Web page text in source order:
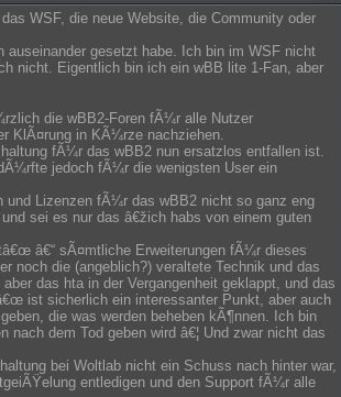
WSF, die neue Website, die Community oder
gesetzt habe. Ich bin im WSF nicht
nicht. Eigentlich bin ich ein wBB lite 1-Fan, aber
die wBB2-Foren fÃ¼r alle Nutzer
KlÃ¤rung in KÃ¼rze nachziehen.
fÃ¼r das wBB2 nun ersatzlos entfallen ist.
jedoch fÃ¼r die wenigsten User ein
und Lizenzen fÃ¼r das wBB2 nicht so ganz eng
sei es nur das â€žich habs von einem guten
â€“ sÃ¤mtliche Erweiterungen fÃ¼r dieses
noch die (angeblich?) veraltete Technik und das
das hta in der Vergangenheit geklappt, und das
ist sicherlich ein interessanter Punkt, aber auch
die was werden beheben kÃ¶nnen. Ich bin
dem Tod geben wird â€¦ Und zwar nicht das
bei Woltlab nicht ein Schuss nach hinter war,
entledigen und den Support fÃ¼r alle